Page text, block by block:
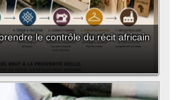
le contrôle du récit africain